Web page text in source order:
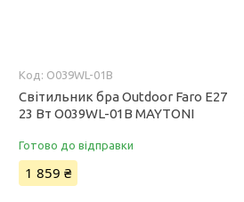
O039WL-01B
Світильник бра Outdoor Faro E27
23 Вт O039WL-01B MAYTONI
Готово до відправки
1 859 ₴